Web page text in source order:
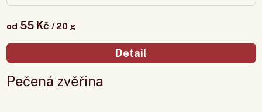
Pečená zvěřina
od 55 Kč / 20 g
Detail